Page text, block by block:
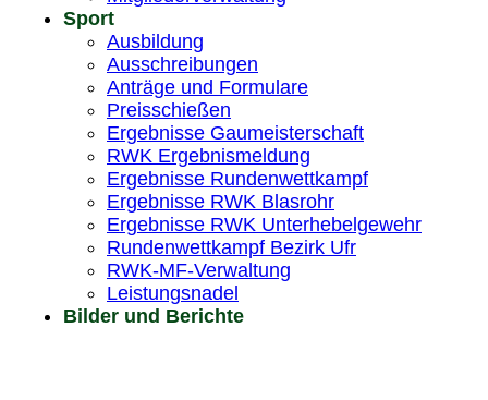
Sport
Ausbildung
Ausschreibungen
Anträge und Formulare
Preisschießen
Ergebnisse Gaumeisterschaft
RWK Ergebnismeldung
Ergebnisse Rundenwettkampf
Ergebnisse RWK Blasrohr
Ergebnisse RWK Unterhebelgewehr
Rundenwettkampf Bezirk Ufr
RWK-MF-Verwaltung
Leistungsnadel
Bilder und Berichte